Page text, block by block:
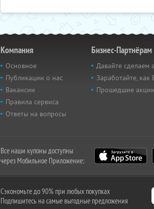
Компания
Основное
Публикации о нас
Вакансии
Правила сервиса
Ответы на вопросы
Бизнес-Партнёрам
Давайте сделаем
Заработайте, как
Прошедшие акции
Все наши купоны доступны
через Мобильное Приложение:
Сэкономьте до 90% при любых покупках
Подпишитесь на самые выгодные предложения